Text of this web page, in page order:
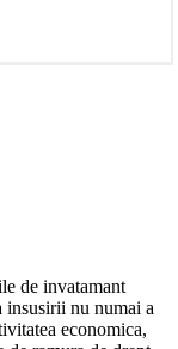
de invatamant
insusirii nu numai a
economica,